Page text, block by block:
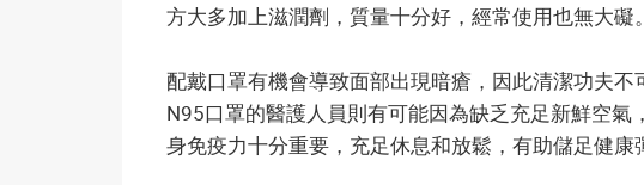
方大多加上滋潤劑，質量十分好，經常使用也無大礙。
配戴口罩有機會導致面部出現暗瘡，因此清潔功夫
N95口罩的醫護人員則有可能因為缺乏充足新鮮空
身免疫力十分重要，充足休息和放鬆，有助儲足健康